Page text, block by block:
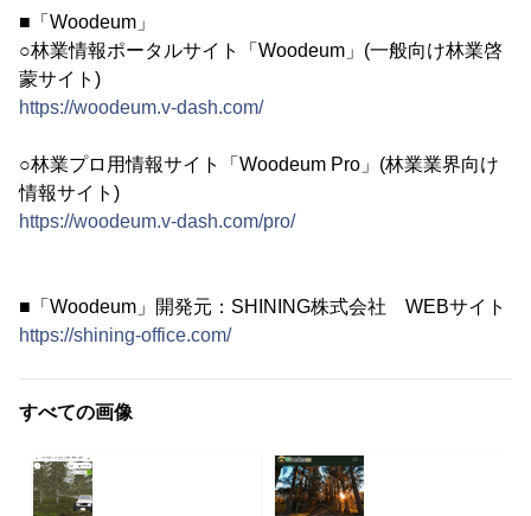
■「Woodeum」
○林業情報ポータルサイト「Woodeum」(一般向け林業啓
蒙サイト)
https://woodeum.v-dash.com/
○林業プロ用情報サイト「Woodeum Pro」(林業業界向け
情報サイト)
https://woodeum.v-dash.com/pro/
■「Woodeum」開発元：SHINING株式会社 WEBサイト
https://shining-office.com/
すべての画像